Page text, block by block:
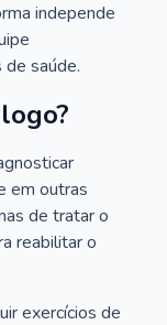
independe
saúde.
em outras
de tratar o
reabilitar o
exercícios de